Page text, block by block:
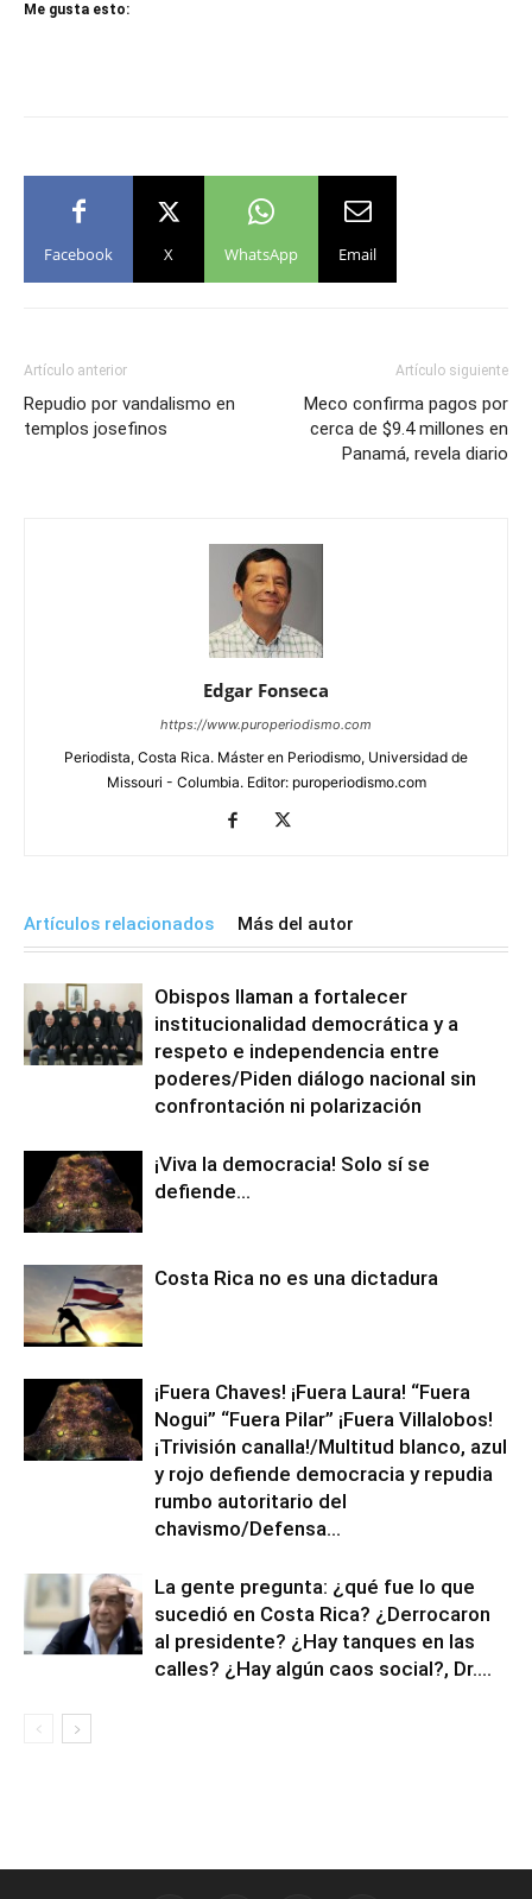
Me gusta esto:
Facebook X WhatsApp Email
Artículo anterior
Repudio por vandalismo en
templos josefinos
Artículo siguiente
Meco confirma pagos por
cerca de $9.4 millones en
Panamá, revela diario
Edgar Fonseca
https://www.puroperiodismo.com
Periodista, Costa Rica. Máster en Periodismo, Universidad de
Missouri - Columbia. Editor: puroperiodismo.com
Artículos relacionados Más del autor
Obispos llaman a fortalecer
institucionalidad democrática y a
respeto e independencia entre
poderes/Piden diálogo nacional sin
confrontación ni polarización
¡Viva la democracia! Solo sí se
defiende…
Costa Rica no es una dictadura
¡Fuera Chaves! ¡Fuera Laura! “Fuera
Nogui” “Fuera Pilar” ¡Fuera Villalobos!
¡Trivisión canalla!/Multitud blanco, azul
y rojo defiende democracia y repudia
rumbo autoritario del
chavismo/Defensa...
La gente pregunta: ¿qué fue lo que
sucedió en Costa Rica? ¿Derrocaron
al presidente? ¿Hay tanques en las
calles? ¿Hay algún caos social?, Dr....